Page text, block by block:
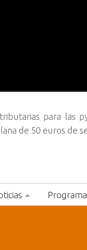
para las
de 50 euros de